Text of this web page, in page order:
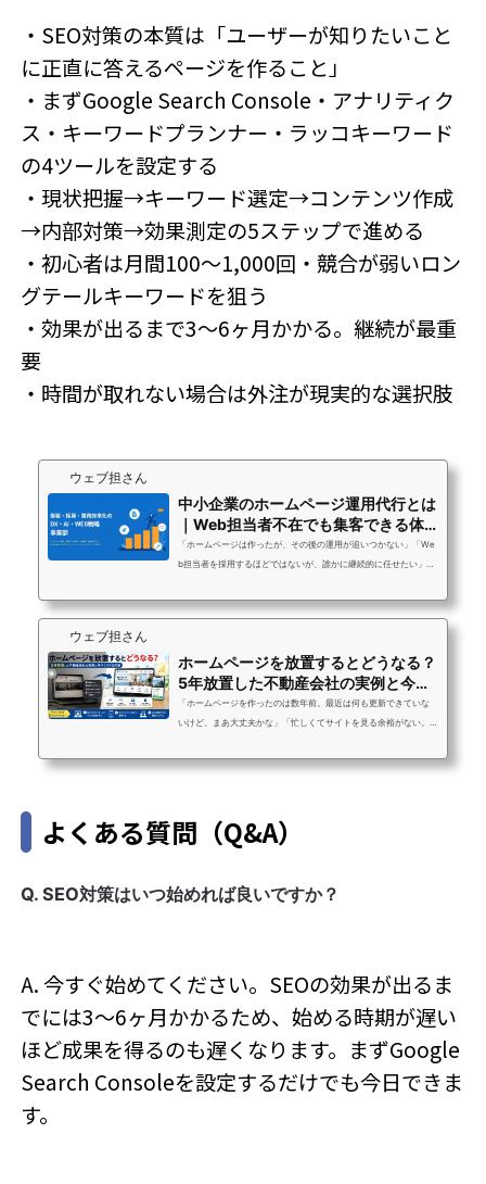
・SEO対策の本質は「ユーザーが知りたいこと
に正直に答えるページを作ること」
・まずGoogle Search Console・アナリティク
ス・キーワードプランナー・ラッコキーワード
の4ツールを設定する
・現状把握→キーワード選定→コンテンツ作成
→内部対策→効果測定の5ステップで進める
・初心者は月間100〜1,000回・競合が弱いロン
グテールキーワードを狙う
・効果が出るまで3〜6ヶ月かかる。継続が最重
要
・時間が取れない場合は外注が現実的な選択肢
ウェブ担さん
中小企業のホームページ運用代行とは
｜Web担当者不在でも集客できる体
制の作り方
「ホームページは作ったが、その後の運用が追いつかない」「We
b担当者を採用するほどではないが、誰かに継続的に任せたい」
安」Web担当者が不在または兼任という状況は、中小企業に非常
に多いです。ウェブ担さんへのご相談でも「担当者がいないから
ている」という声が大半を占めています。Web担当者を1人採用す
ると年収350〜500万円のコストがかかります。ホームページ運用
代行は月額5〜20万円の定額で、採用・教...
ウェブ担さん
ホームページを放置するとどうなる？
5年放置した不動産会社の実例と今す
ぐできる対策
「ホームページを作ったのは数年前。最近は何も更新できていな
いけど、まあ大丈夫かな」「忙しくてサイトを見る余裕がない。
につながっているのかどうかもわからない」こういった状況の中
声はよく聞きます。結論から言うと、ホームページの放置は確実
に機会損失を生んでいます。ただし、状況は必ず改善できます。
よくある質問（Q&A）
Q. SEO対策はいつ始めれば良いですか？
A. 今すぐ始めてください。SEOの効果が出るま
でには3〜6ヶ月かかるため、始める時期が遅い
ほど成果を得るのも遅くなります。まずGoogle
Search Consoleを設定するだけでも今日できま
す。